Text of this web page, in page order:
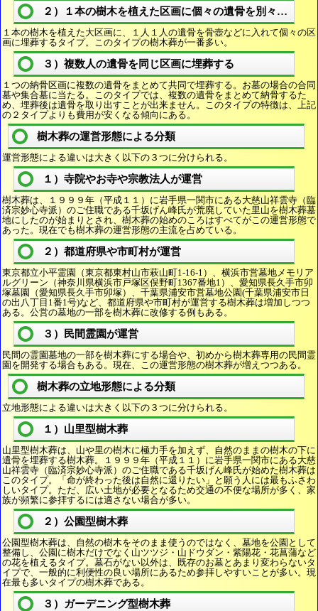
２）１本の樹木を植えた区画に個々の遺骨を別々に埋葬
１本の樹木を植えた大区画に、１人１人の遺骨を骨壺などに入れて個々の区
画に埋葬するタイプ。このタイプの樹木葬が一番多い。
３）複数人の遺骨を同じ区画に埋葬する
１つの納骨区画に複数の遺骨をまとめて共同で埋葬する。お墓の場合の合同
墓や集合墓に当たる。このタイプでは、複数の遺骨をまとめて納骨するた
め、埋葬後は遺骨を取り出すことが出来ません。このタイプの特徴は、上記
の２タイプよりも費用が安くなる傾向にある。
樹木葬の運営形態による分類
運営形態による違いは大きく以下の３つに分けられる。
１）寺院やお寺や宗教法人が運営
樹木葬は、１９９９年（平成１１）に岩手県一関市にある大慈山祥雲寺（臨
済宗妙心寺派）のご住職である千坂げん峰氏が荒廃していた里山を樹木葬墓
地にしたのが始まりとされ、樹木葬の始めのころはすべてがこの運営形態で
あった。現在でも樹木葬の運営形態の主流を占めている。
２）都道府県や市町村が運営
東京都立小平霊園（東京都東村山市萩山町1-16-1）、横浜市営墓地メモリア
ルグリーン（神奈川県横浜市戸塚区俣野町1367番地1）、愛知県長久手市卯
塚墓園（愛知県長久手市卯塚）、千葉県浦安市営墓地公園(千葉県浦安市日
の出八丁目1番1号)など、都道府県や市町村が運営する樹木葬は増加しつつ
ある。公営の墓地の一部を樹木葬に改修する例もある。
３）民間霊園が運営
民間の霊園墓地の一部を樹木葬にする場合や、初めから樹木葬専用の民間霊
園を開発する場合もある。現在、この運営形態の樹木葬が増えつつある。
樹木葬の立地形態による分類
立地形態による違いは大きく以下の３つに分けられる。
１）山里型樹木葬
山里型樹木葬は、山や里の樹木に極力手を加えず、自然のままの樹木の下に
遺骨を埋葬する樹木葬。１９９９年（平成１１）に岩手県一関市にある大慈
山祥雲寺（臨済宗妙心寺派）のご住職である千坂げん峰氏が始めた樹木葬は
このタイプ。「命が終わった後は自然に還りたい」と願う人には最もふさわ
しいタイプ。ただ、広い土地が必要となるため交通の不便な場所が多く、家
族が頻繁に参拝するには適さない場合が多い。
２）公園型樹木葬
公園型樹木葬は、自然の樹木をそのまま使うのではなく、墓地を公園として
整備し、公園に樹木だけでなく山ツツジ・山ドウダン・紫陽花・花菖蒲など
の花を植えるタイプ。墓石がない以外は、既存のお墓とあまり変わらないタ
イプで、一般的に利便性の良い場所にあるため参拝しやすいことが多い。現
在最も多いタイプの樹木葬である。
３）ガーデニング型樹木葬